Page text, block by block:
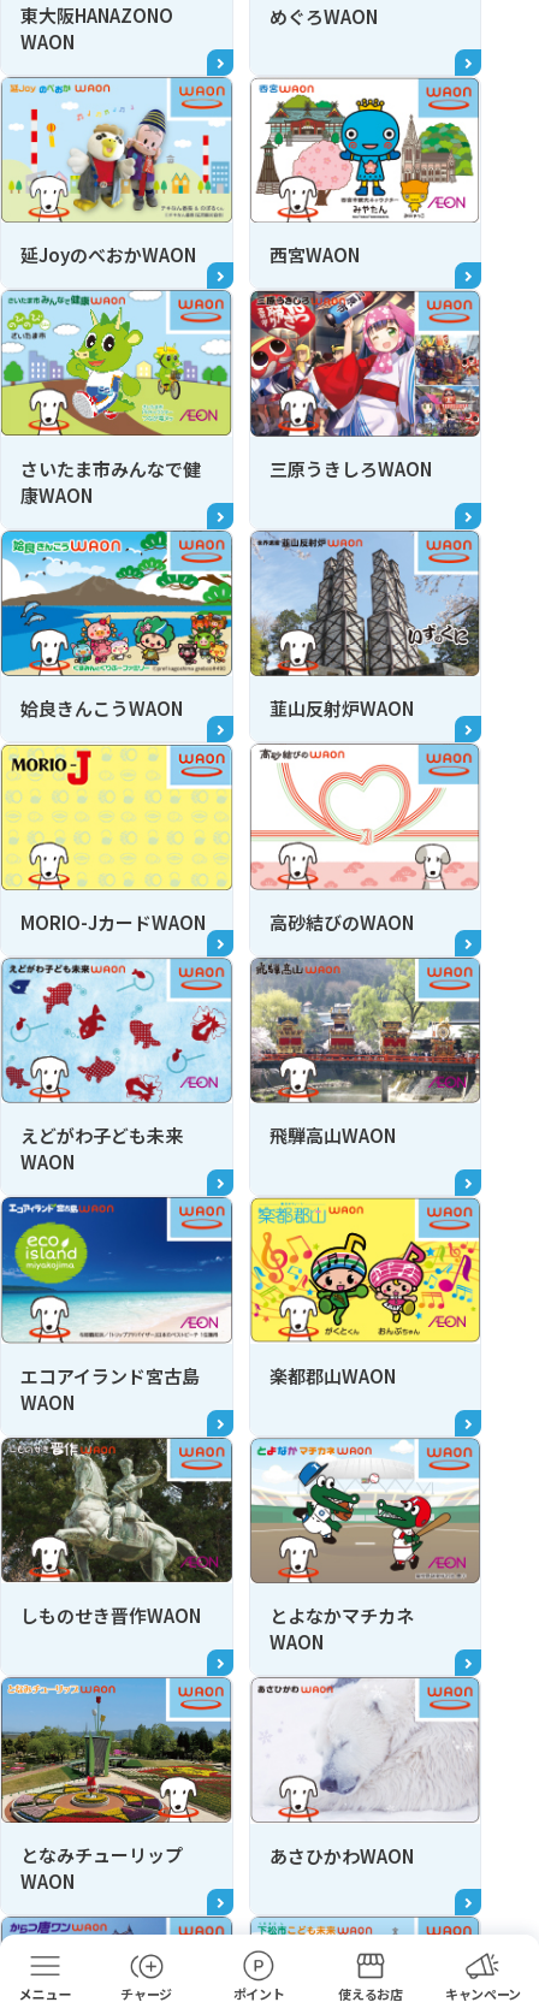
チャージ ポイント 使えるお店 キャンペーン
東大阪HANAZONO
WAON
めぐろWAON
延JoyのべおかWAON 西宮WAON
さいたま市みんなで健
康WAON
三原うきしろWAON
姶良きんこうWAON 韮山反射炉WAON
MORIO-JカードWAON 高砂結びのWAON
えどがわ子ども未来
WAON
飛騨高山WAON
エコアイランド宮古島
WAON
楽都郡山WAON
しものせき晋作WAON
とよなかマチカネ
WAON
となみチューリップ
WAON
あさひかわWAON